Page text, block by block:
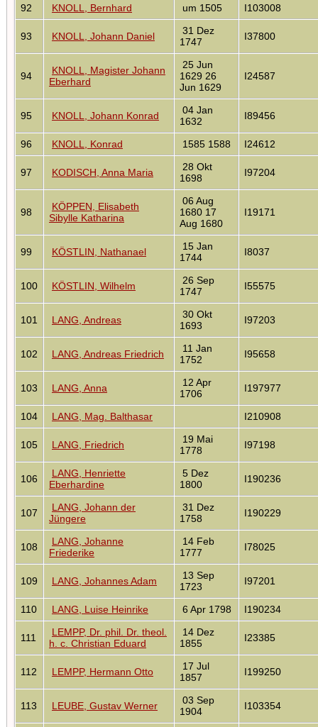
92 KNOLL, Bernhard um 1505 I103008
93 KNOLL, Johann Daniel
31 Dez
1747
I37800
94
KNOLL, Magister Johann
Eberhard
25 Jun
1629 26
Jun 1629
I24587
95 KNOLL, Johann Konrad
04 Jan
1632
I89456
96 KNOLL, Konrad 1585 1588 I24612
97 KODISCH, Anna Maria
28 Okt
1698
I97204
98
KÖPPEN, Elisabeth
Sibylle Katharina
06 Aug
1680 17
Aug 1680
I19171
99 KÖSTLIN, Nathanael
15 Jan
1744
I8037
100 KÖSTLIN, Wilhelm
26 Sep
1747
I55575
101 LANG, Andreas
30 Okt
1693
I97203
102 LANG, Andreas Friedrich
11 Jan
1752
I95658
103 LANG, Anna
12 Apr
1706
I197977
104 LANG, Mag. Balthasar I210908
105 LANG, Friedrich
19 Mai
1778
I97198
106
LANG, Henriette
Eberhardine
5 Dez
1800
I190236
107
LANG, Johann der
Jüngere
31 Dez
1758
I190229
108
LANG, Johanne
Friederike
14 Feb
1777
I78025
109 LANG, Johannes Adam
13 Sep
1723
I97201
110 LANG, Luise Heinrike 6 Apr 1798 I190234
111
LEMPP, Dr. phil. Dr. theol.
h. c. Christian Eduard
14 Dez
1855
I23385
112 LEMPP, Hermann Otto
17 Jul
1857
I199250
113 LEUBE, Gustav Werner
03 Sep
1904
I103354